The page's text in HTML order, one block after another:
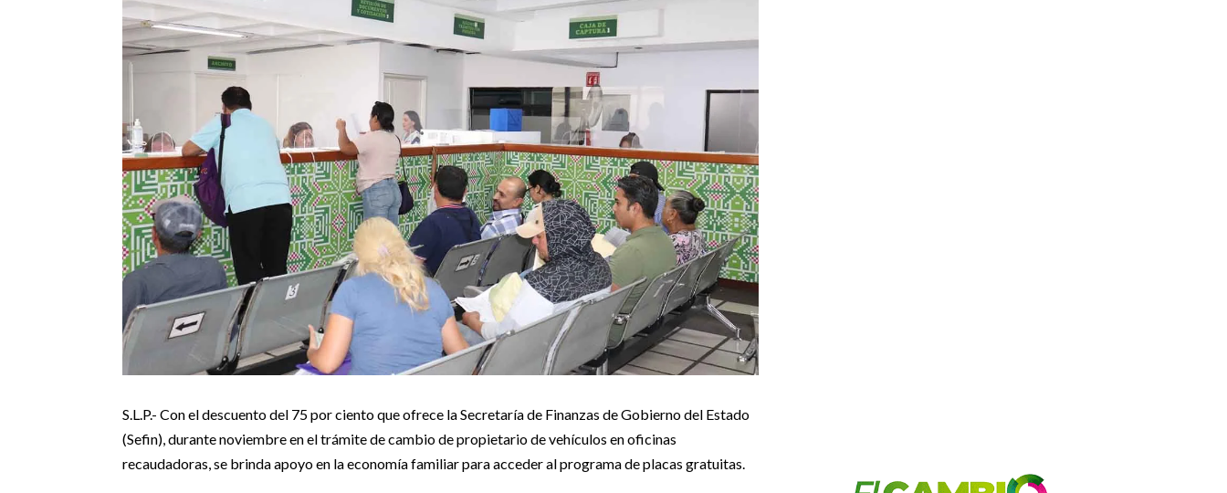
S.L.P.- Con el descuento del 75 por ciento que ofrece la Secretaría de Finanzas de Gobierno del Estado
(Sefin), durante noviembre en el trámite de cambio de propietario de vehículos en oficinas
recaudadoras, se brinda apoyo en la economía familiar para acceder al programa de placas gratuitas.